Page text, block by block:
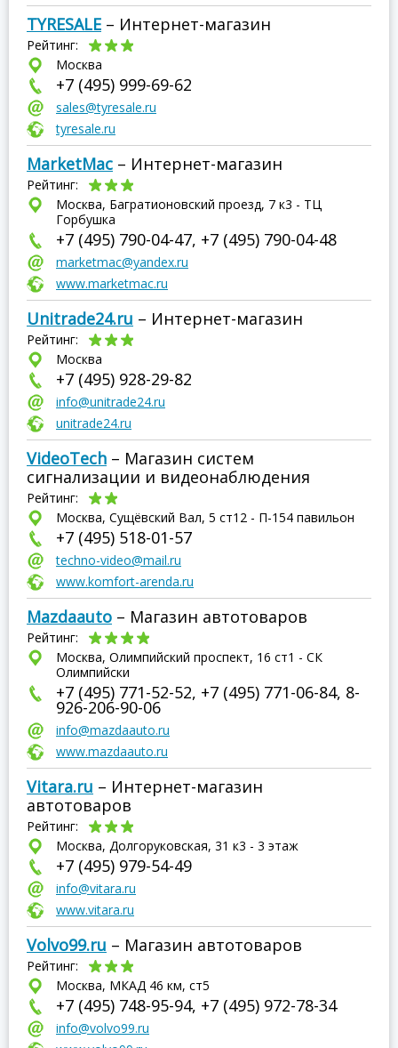
TYRESALE – Интернет-магазин
Рейтинг:
Москва
+7 (495) 999-69-62
sales@tyresale.ru
tyresale.ru
MarketMac – Интернет-магазин
Рейтинг:
Москва, Багратионовский проезд, 7 к3 - ТЦ
Горбушка
+7 (495) 790-04-47, +7 (495) 790-04-48
marketmac@yandex.ru
www.marketmac.ru
Unitrade24.ru – Интернет-магазин
Рейтинг:
Москва
+7 (495) 928-29-82
info@unitrade24.ru
unitrade24.ru
VideoTech – Магазин систем
сигнализации и видеонаблюдения
Рейтинг:
Москва, Сущёвский Вал, 5 ст12 - П-154 павильон
+7 (495) 518-01-57
techno-video@mail.ru
www.komfort-arenda.ru
Mazdaauto – Магазин автотоваров
Рейтинг:
Москва, Олимпийский проспект, 16 ст1 - СК
Олимпийски
+7 (495) 771-52-52, +7 (495) 771-06-84, 8-
926-206-90-06
info@mazdaauto.ru
www.mazdaauto.ru
Vitara.ru – Интернет-магазин
автотоваров
Рейтинг:
Москва, Долгоруковская, 31 к3 - 3 этаж
+7 (495) 979-54-49
info@vitara.ru
www.vitara.ru
Volvo99.ru – Магазин автотоваров
Рейтинг:
Москва, МКАД 46 км, ст5
+7 (495) 748-95-94, +7 (495) 972-78-34
info@volvo99.ru